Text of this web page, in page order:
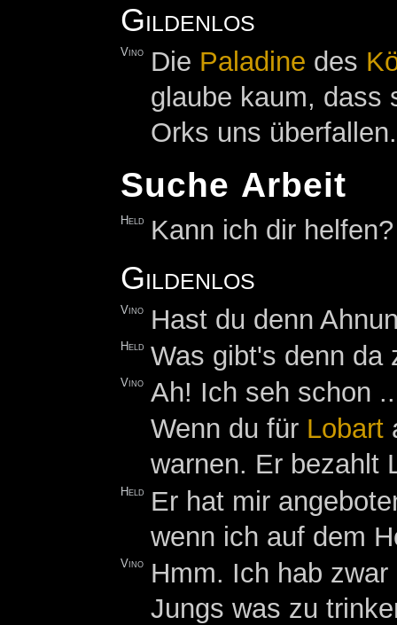
Gildenlos
Vino Die Paladine des
glaube kaum, dass
Orks uns überfallen.
Suche Arbeit
Held Kann ich dir
Gildenlos
Vino Hast du denn
Held Was gibt's denn da
Vino
Ah! Ich seh schon
Wenn du für Lobart
warnen. Er bezahlt
Held
Er hat mir
wenn ich auf dem
Vino
Hmm. Ich hab
Jungs was zu